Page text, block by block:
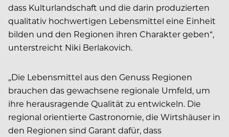
dass Kulturlandschaft und die darin produzierten
qualitativ hochwertigen Lebensmittel eine Einheit
bilden und den Regionen ihren Charakter geben“,
unterstreicht Niki Berlakovich.
„Die Lebensmittel aus den Genuss Regionen
brauchen das gewachsene regionale Umfeld, um
ihre herausragende Qualität zu entwickeln. Die
regional orientierte Gastronomie, die Wirtshäuser in
den Regionen sind Garant dafür, dass